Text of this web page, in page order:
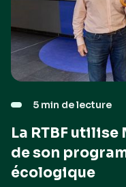
5 min de lecture
La RTBF
de son
écologique